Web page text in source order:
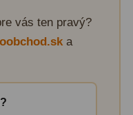
vás ten pravý?
a